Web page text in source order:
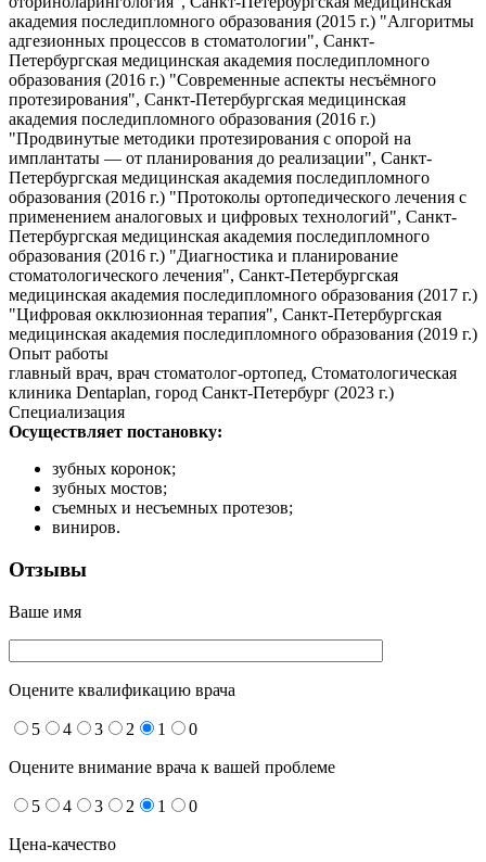
академия последипломного образования (2015 г.) "Алгоритмы
адгезионных процессов в стоматологии", Санкт-
Петербургская медицинская академия последипломного
образования (2016 г.) "Современные аспекты несъёмного
протезирования", Санкт-Петербургская медицинская
академия последипломного образования (2016 г.)
"Продвинутые методики протезирования с опорой на
имплантаты — от планирования до реализации", Санкт-
Петербургская медицинская академия последипломного
образования (2016 г.) "Протоколы ортопедического лечения с
применением аналоговых и цифровых технологий", Санкт-
Петербургская медицинская академия последипломного
образования (2016 г.) "Диагностика и планирование
стоматологического лечения", Санкт-Петербургская
медицинская академия последипломного образования (2017 г.)
"Цифровая окклюзионная терапия", Санкт-Петербургская
медицинская академия последипломного образования (2019 г.)
Опыт работы
главный врач, врач стоматолог-ортопед, Стоматологическая
клиника Dentaplan, город Санкт-Петербург (2023 г.)
Специализация
Осуществляет постановку:
зубных коронок;
зубных мостов;
съемных и несъемных протезов;
виниров.
Отзывы
Ваше имя
Оцените квалификацию врача
5 4 3 2 1 0
Оцените внимание врача к вашей проблеме
5 4 3 2 1 0
Цена-качество